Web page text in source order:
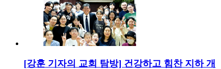
[강훈 기자의 교회 탐방] 건강하고 힘찬 지하 개